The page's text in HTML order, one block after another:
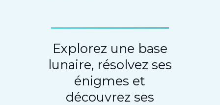
Explorez une base
lunaire, résolvez ses
énigmes et
découvrez ses